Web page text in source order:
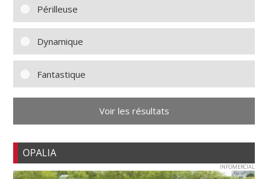
Périlleuse
Dynamique
Fantastique
Voir les résultats
OPALIA
INFOMERCIAL